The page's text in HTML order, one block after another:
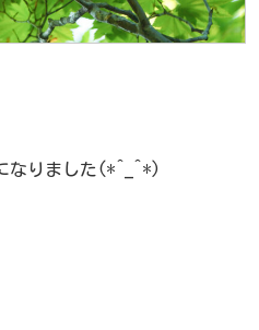
なりました(*^_^*)